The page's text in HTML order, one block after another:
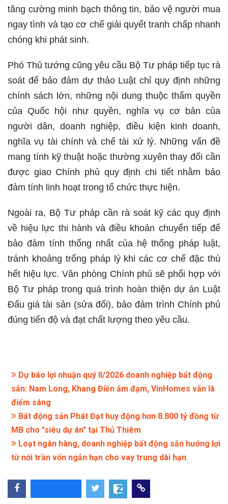
tăng cường minh bạch thông tin, bảo vệ người mua
ngay tình và tạo cơ chế giải quyết tranh chấp nhanh
chóng khi phát sinh.
Phó Thủ tướng cũng yêu cầu Bộ Tư pháp tiếp tục rà
soát để bảo đảm dự thảo Luật chỉ quy định những
chính sách lớn, những nội dung thuộc thẩm quyền
của Quốc hội như quyền, nghĩa vụ cơ bản của
người dân, doanh nghiệp, điều kiện kinh doanh,
nghĩa vụ tài chính và chế tài xử lý. Những vấn đề
mang tính kỹ thuật hoặc thường xuyên thay đổi cần
được giao Chính phủ quy định chi tiết nhằm bảo
đảm tính linh hoạt trong tổ chức thực hiện.
Ngoài ra, Bộ Tư pháp cần rà soát kỹ các quy định
về hiệu lực thi hành và điều khoản chuyển tiếp để
bảo đảm tính thống nhất của hệ thống pháp luật,
tránh khoảng trống pháp lý khi các cơ chế đặc thù
hết hiệu lực. Văn phòng Chính phủ sẽ phối hợp với
Bộ Tư pháp trong quá trình hoàn thiện dự án Luật
Đấu giá tài sản (sửa đổi), bảo đảm trình Chính phủ
đúng tiến độ và đạt chất lượng theo yêu cầu.
Dự báo lợi nhuận quý II/2026 doanh nghiệp bất động
sản: Nam Long, Khang Điền ảm đạm, VinHomes vẫn là
điểm sáng
Bất động sản Phát Đạt huy động hơn 8.800 tỷ đồng từ
MB cho "siêu dự án" tại Thủ Thiêm
Loạt ngân hàng, doanh nghiệp bất động sản hưởng lợi
từ nới trần vốn ngắn hạn cho vay trung dài hạn